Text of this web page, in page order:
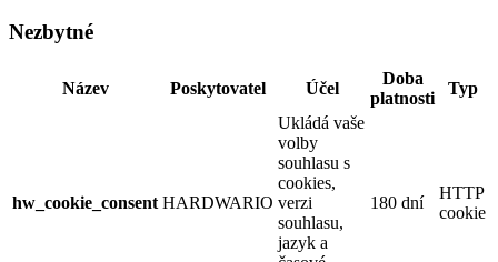
Nezbytné
Název Poskytovatel Účel
Doba
platnosti
Typ
hw_cookie_consent HARDWARIO
Ukládá vaše
volby
souhlasu s
cookies,
verzi
souhlasu,
jazyk a
180 dní
HTTP
cookie